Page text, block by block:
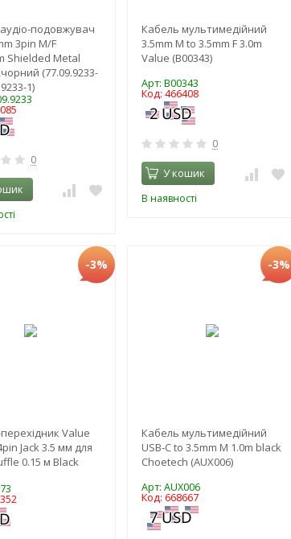
подовжувач
3pin M/F
Shielded Metal
(77.09.9233-
1)
0
Кабель мультимедійний
3.5mm M to 3.5mm F 3.0m
Value (B00343)
Арт: B00343
Код: 466408
0
У кошик
В наявності
-3%
Value
Jack 3.5 мм для
0.15 м Black
-3%
Кабель мультимедійний
USB-C to 3.5mm M 1.0m black
Choetech (AUX006)
Арт: AUX006
Код: 668667